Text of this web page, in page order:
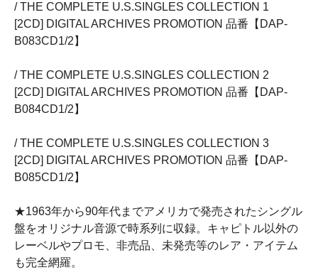
/ THE COMPLETE U.S.SINGLES COLLECTION 1
[2CD] DIGITAL ARCHIVES PROMOTION 品番【DAP-
B083CD1/2】
/ THE COMPLETE U.S.SINGLES COLLECTION 2
[2CD] DIGITAL ARCHIVES PROMOTION 品番【DAP-
B084CD1/2】
/ THE COMPLETE U.S.SINGLES COLLECTION 3
[2CD] DIGITAL ARCHIVES PROMOTION 品番【DAP-
B085CD1/2】
★1963年から90年代までアメリカで発売されたシングル
盤をオリジナル音源で時系列に収録。キャピトル以外の
レーベルやプロモ、非売品、未発売等のレア・アイテム
も完全網羅。